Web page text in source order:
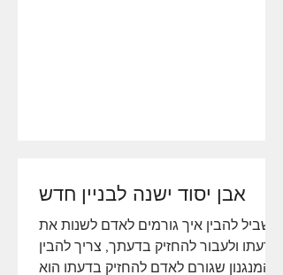
אבן יסוד ישנה לבניין חדש
בשביל להבין איך גורמים לאדם לשנות את
דעתו ולעבור להחזיק בדעתך, צריך להבין
שהמנגנון שגורם לאדם להחזיק בדעתו הוא